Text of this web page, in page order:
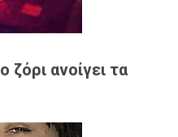
ανοίγει τα